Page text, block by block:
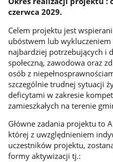
czerwca 2029.
Celem projektu jest
ubóstwem lub wykluczeniem
najbardziej potrzebujących i
społeczną, zawodowa oraz
osób z
szczególnie trudnej sytuacji
deficytami w zakresie
zamieszkałych na terenie
Główne zadania projektu to
której z uwzględnieniem
uczestników projektu,
formy aktywizacji tj.: